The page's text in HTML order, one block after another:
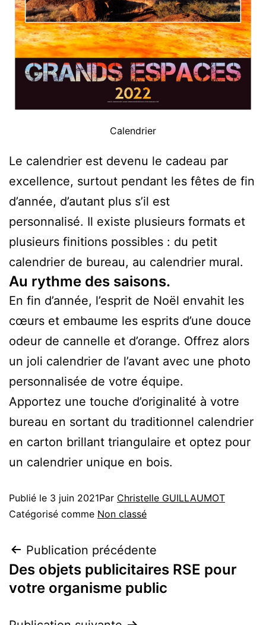
Calendrier
Le calendrier est devenu le cadeau par
excellence, surtout pendant les fêtes de fin
d’année, d’autant plus s’il est
personnalisé. Il existe plusieurs formats et
plusieurs finitions possibles : du petit
calendrier de bureau, au calendrier mural.
Au rythme des saisons.
En fin d’année, l’esprit de Noël envahit les
cœurs et embaume les esprits d’une douce
odeur de cannelle et d’orange. Offrez alors
un joli calendrier de l’avant avec une photo
personnalisée de votre équipe.
Apportez une touche d’originalité à votre
bureau en sortant du traditionnel calendrier
en carton brillant triangulaire et optez pour
un calendrier unique en bois.
Publié le 3 juin 2021Par Christelle GUILLAUMOT
Catégorisé comme Non classé
Publication précédente
Des objets publicitaires RSE pour
votre organisme public